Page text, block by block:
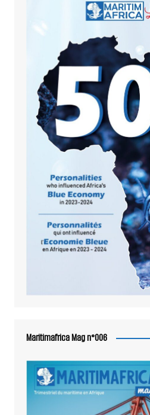
Maritimafrica Mag n°006